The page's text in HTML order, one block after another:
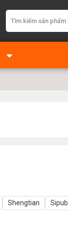
Shengtian